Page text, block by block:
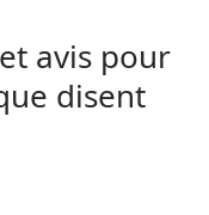
avis pour
disent